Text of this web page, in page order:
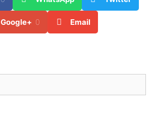
Google+ 0 Email